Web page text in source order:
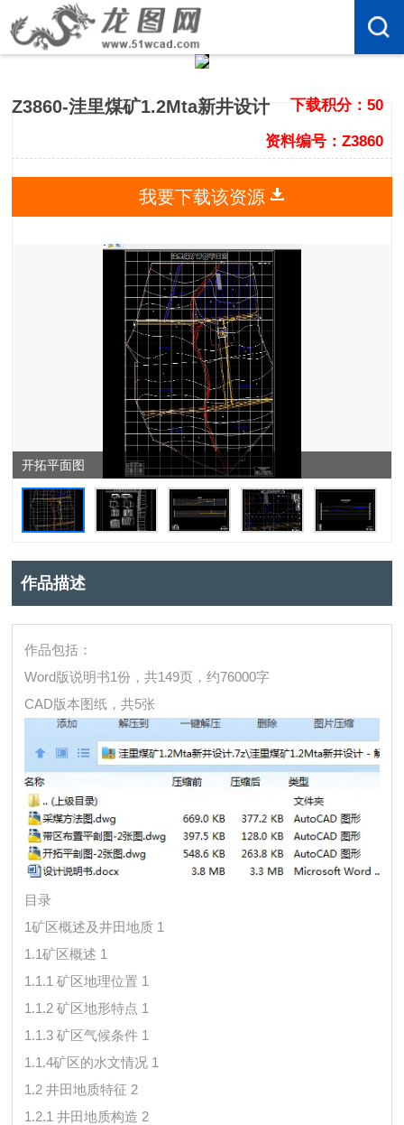
Z3860-洼里煤矿1.2Mta新井设计 下载积分：50
资料编号：Z3860
我要下载该资源
开拓平面图
作品描述
作品包括：
Word版说明书1份，共149页，约76000字
CAD版本图纸，共5张
目录
1矿区概述及井田地质 1
1.1矿区概述 1
1.1.1 矿区地理位置 1
1.1.2 矿区地形特点 1
1.1.3 矿区气候条件 1
1.1.4矿区的水文情况 1
1.2 井田地质特征 2
1.2.1 井田地质构造 2